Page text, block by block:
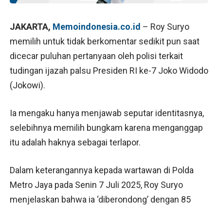
JAKARTA, Memoindonesia.co.id – Roy Suryo
memilih untuk tidak berkomentar sedikit pun saat
dicecar puluhan pertanyaan oleh polisi terkait
tudingan ijazah palsu Presiden RI ke-7 Joko Widodo
(Jokowi).
Ia mengaku hanya menjawab seputar identitasnya,
selebihnya memilih bungkam karena menganggap
itu adalah haknya sebagai terlapor.
Dalam keterangannya kepada wartawan di Polda
Metro Jaya pada Senin 7 Juli 2025, Roy Suryo
menjelaskan bahwa ia ‘diberondong’ dengan 85